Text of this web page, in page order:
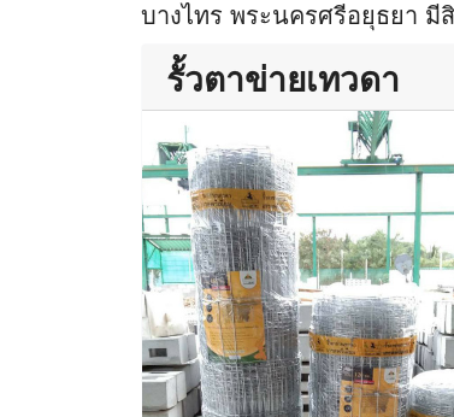
บางไทร พระนครศรีอยุธยา
รั้วตาข่ายเทวดา